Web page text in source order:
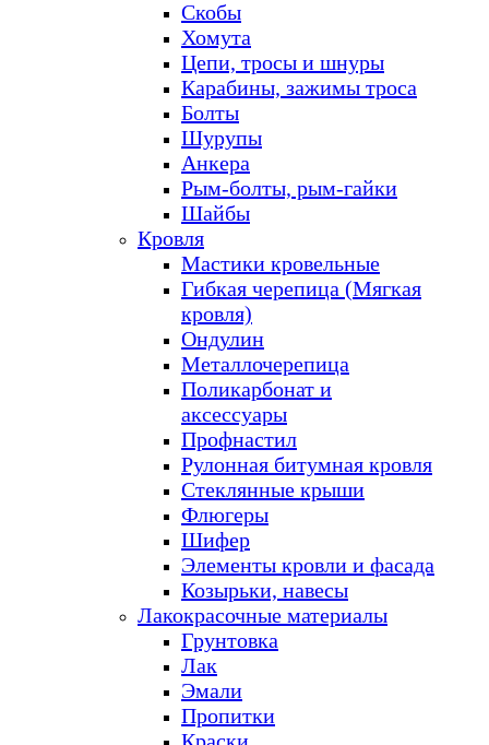
Скобы
Хомута
Цепи, тросы и шнуры
Карабины, зажимы троса
Болты
Шурупы
Анкера
Рым-болты, рым-гайки
Шайбы
Кровля
Мастики кровельные
Гибкая черепица (Мягкая
кровля)
Ондулин
Металлочерепица
Поликарбонат и
аксессуары
Профнастил
Рулонная битумная кровля
Стеклянные крыши
Флюгеры
Шифер
Элементы кровли и фасада
Козырьки, навесы
Лакокрасочные материалы
Грунтовка
Лак
Эмали
Пропитки